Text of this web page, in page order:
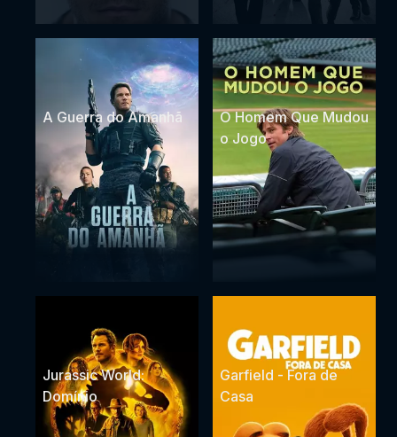
A Guerra do Amanhã
O Homem Que Mudou
o Jogo
Jurassic World:
Domínio
Garfield - Fora de
Casa